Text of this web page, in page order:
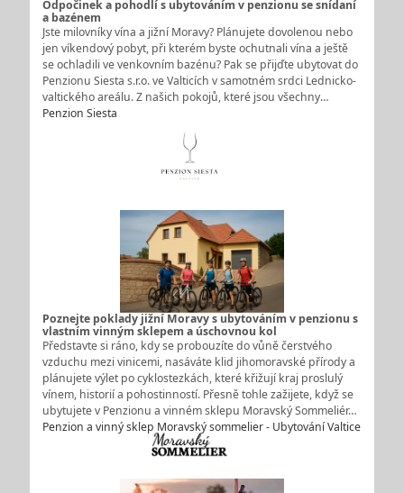
Odpočinek a pohodlí s ubytováním v penzionu se snídaní
a bazénem
Jste milovníky vína a jižní Moravy? Plánujete dovolenou nebo
jen víkendový pobyt, při kterém byste ochutnali vína a ještě
se ochladili ve venkovním bazénu? Pak se přijďte ubytovat do
Penzionu Siesta s.r.o. ve Valticích v samotném srdci Lednicko-
valtického areálu. Z našich pokojů, které jsou všechny…
Penzion Siesta
Poznejte poklady jižní Moravy s ubytováním v penzionu s
vlastním vinným sklepem a úschovnou kol
Představte si ráno, kdy se probouzíte do vůně čerstvého
vzduchu mezi vinicemi, nasáváte klid jihomoravské přírody a
plánujete výlet po cyklostezkách, které křižují kraj proslulý
vínem, historií a pohostinností. Přesně tohle zažijete, když se
ubytujete v Penzionu a vinném sklepu Moravský Sommeliér…
Penzion a vinný sklep Moravský sommelier - Ubytování Valtice